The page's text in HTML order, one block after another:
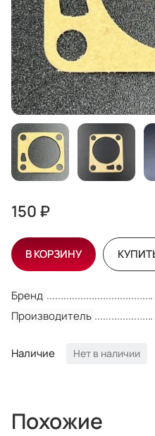
Бренд
Производитель
Наличие Нет в наличии
150 ₽
В КОРЗИНУ
Похожие